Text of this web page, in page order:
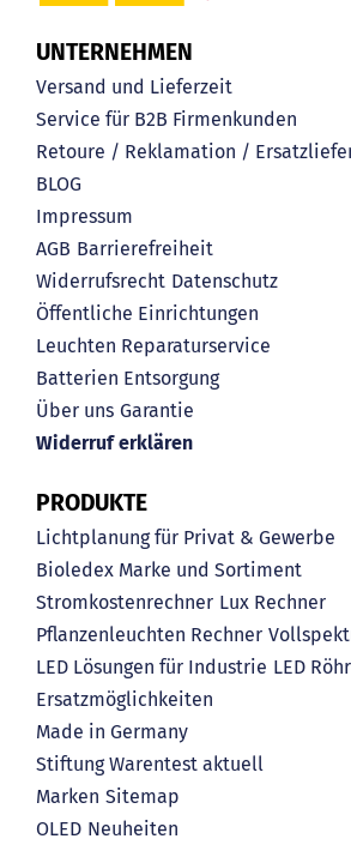
UNTERNEHMEN
Versand und Lieferzeit
Service für B2B Firmenkunden
Retoure / Reklamation /
BLOG
Impressum
AGB Barrierefreiheit
Widerrufsrecht Datenschutz
Öffentliche Einrichtungen
Leuchten Reparaturservice
Batterien Entsorgung
Über uns Garantie
Widerruf erklären
PRODUKTE
Lichtplanung für Privat & Gewerbe
Bioledex Marke und Sortiment
Stromkostenrechner Lux Rechner
Pflanzenleuchten Rechner
LED Lösungen für Industrie LED
Ersatzmöglichkeiten
Made in Germany
Stiftung Warentest aktuell
Marken Sitemap
OLED Neuheiten